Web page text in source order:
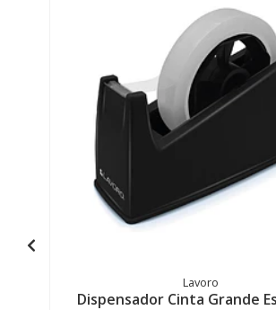
Lavoro
Dispensador Cinta Grande